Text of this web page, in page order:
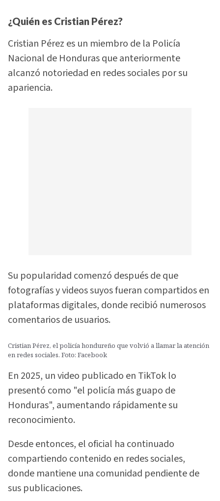
¿Quién es Cristian Pérez?
Cristian Pérez es un miembro de la Policía
Nacional de Honduras que anteriormente
alcanzó notoriedad en redes sociales por su
apariencia.
Su popularidad comenzó después de que
fotografías y videos suyos fueran compartidos en
plataformas digitales, donde recibió numerosos
comentarios de usuarios.
Cristian Pérez, el policía hondureño que volvió a llamar la atención
en redes sociales. Foto: Facebook
En 2025, un video publicado en TikTok lo
presentó como "el policía más guapo de
Honduras", aumentando rápidamente su
reconocimiento.
Desde entonces, el oficial ha continuado
compartiendo contenido en redes sociales,
donde mantiene una comunidad pendiente de
sus publicaciones.